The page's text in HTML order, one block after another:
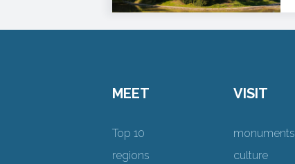
MEET
Top 10
regions
VISIT
monuments
culture